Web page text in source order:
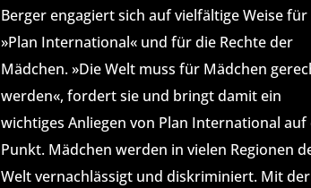
Berger engagiert sich auf vielfältige Weise für
»Plan International« und für die Rechte der
Mädchen. »Die Welt muss für Mädchen
werden«, fordert sie und bringt damit ein
wichtiges Anliegen von Plan International auf
Punkt. Mädchen werden in vielen Regionen
Welt vernachlässigt und diskriminiert. Mit der